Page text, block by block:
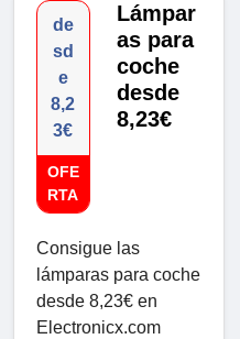
de
sd
e
8,2
3€
OFE
RTA
Lámpar
as para
coche
desde
8,23€
Consigue las
lámparas para coche
desde 8,23€ en
Electronicx.com